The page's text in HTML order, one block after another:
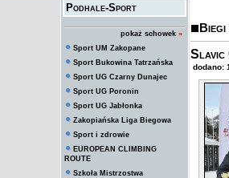
Podhale-Sport
pokaż schowek »
Sport UM Zakopane
Sport Bukowina Tatrzańska
Sport UG Czarny Dunajec
Sport UG Poronin
Sport UG Jabłonka
Zakopiańska Liga Biegowa
Sport i zdrowie
EUROPEAN CLIMBING
ROUTE
Szkoła Mistrzostwa
Slavic
dodano: